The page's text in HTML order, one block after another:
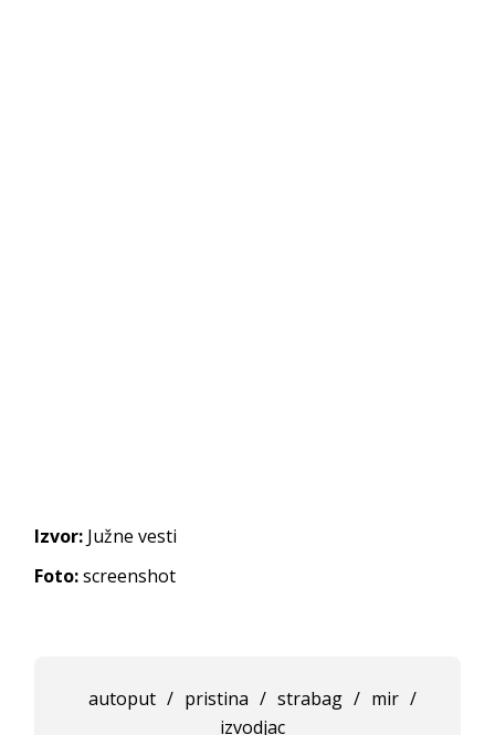
Izvor: Južne vesti
Foto:screenshot
autoput / pristina / strabag / mir /
izvodjac